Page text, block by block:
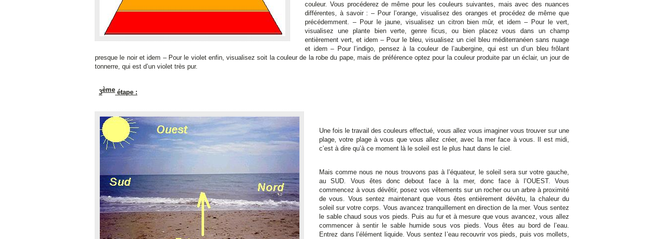
couleur. Vous procéderez de même pour les couleurs suivantes, mais avec des nuances
différentes, à savoir : – Pour l’orange, visualisez des oranges et procédez de même que
précédemment. – Pour le jaune, visualisez un citron bien mûr, et idem – Pour le vert,
visualisez une plante bien verte, genre ficus, ou bien placez vous dans un champ
entièrement vert, et idem – Pour le bleu, visualisez un ciel bleu méditerranéen sans nuage
et idem – Pour l’indigo, pensez à la couleur de l’aubergine, qui est un d’un bleu frôlant
presque le noir et idem – Pour le violet enfin, visualisez soit la couleur de la robe du pape, mais de préférence optez pour la couleur produite par un éclair, un jour de
tonnerre, qui est d’un violet très pur.
3ème étape :
Une fois le travail des couleurs effectué, vous allez vous imaginer vous trouver sur une
plage, votre plage à vous que vous allez créer, avec la mer face à vous. Il est midi,
c’est à dire qu’à ce moment là le soleil est le plus haut dans le ciel.
Mais comme nous ne nous trouvons pas à l’équateur, le soleil sera sur votre gauche,
au SUD. Vous êtes donc debout face à la mer, donc face à l’OUEST. Vous
commencez à vous dévêtir, posez vos vêtements sur un rocher ou un arbre à proximité
de vous. Vous sentez maintenant que vous êtes entièrement dévêtu, la chaleur du
soleil sur votre corps. Vous avancez tranquillement en direction de la mer. Vous sentez
le sable chaud sous vos pieds. Puis au fur et à mesure que vous avancez, vous allez
commencer à sentir le sable humide sous vos pieds. Vous êtes au bord de l’eau.
Entrez dans l’élément liquide. Vous sentez l’eau recouvrir vos pieds, puis vos mollets,